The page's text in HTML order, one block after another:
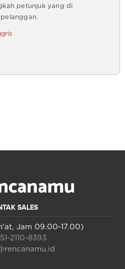
petunjuk yang di
SALES
Jam 09.00-17.00)
2110-8393